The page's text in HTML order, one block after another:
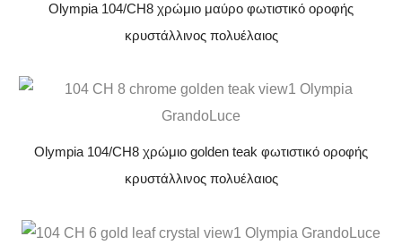
Olympia 104/CH8 χρώμιο μαύρο φωτιστικό οροφής
κρυστάλλινος πολυέλαιος
Olympia 104/CH8 χρώμιο golden teak φωτιστικό οροφής
κρυστάλλινος πολυέλαιος